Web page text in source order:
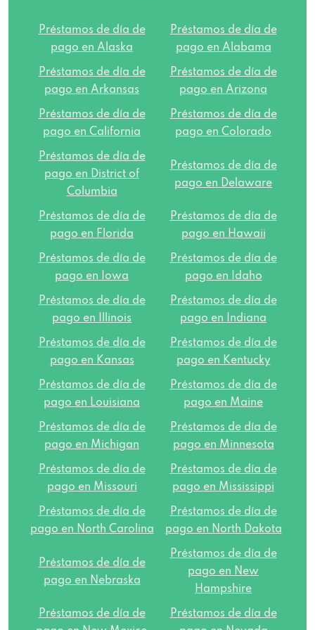
168 Richland Sq, Richland Center, WI 53581
2083 Mccoy Rd, Sun Prairie, WI 53590
1111 N Sherman Ave, Madison, WI 53704
PO Box 752, Platteville, WI 53818
37885 Selch Rd # 101, Prairie Du Chien, WI
906 State Road 136 # 100, Baraboo, WI
1621 Dorset Ln # 500, New Richmond, WI
54017
878 E Maes Ave, Kimberly, WI 54136
1225 E Green Bay St, Shawano, WI 54166
1622 Washington St, Two Rivers, WI 54241
2030 E Mason St # J, Green Bay, WI 54302
117 S Military Ave # H, Green Bay, WI
54303
Préstamos de día de
pago en Alaska
Préstamos de día de
pago en Alabama
Préstamos de día de
pago en Arkansas
Préstamos de día de
pago en Arizona
Préstamos de día de
pago en California
Préstamos de día de
pago en Colorado
Préstamos de día de
pago en District of
Columbia
Préstamos de día de
pago en Delaware
Préstamos de día de
pago en Florida
Préstamos de día de
pago en Hawaii
Préstamos de día de
pago en Iowa
Préstamos de día de
pago en Idaho
Préstamos de día de
pago en Illinois
Préstamos de día de
pago en Indiana
Préstamos de día de
pago en Kansas
Préstamos de día de
pago en Kentucky
Préstamos de día de
pago en Louisiana
Préstamos de día de
pago en Maine
Préstamos de día de
pago en Michigan
Préstamos de día de
pago en Minnesota
Préstamos de día de
pago en Missouri
Préstamos de día de
pago en Mississippi
Préstamos de día de
pago en North Carolina
Préstamos de día de
pago en North Dakota
Préstamos de día de
pago en Nebraska
Préstamos de día de
pago en New
Hampshire
Préstamos de día de
Préstamos de día de